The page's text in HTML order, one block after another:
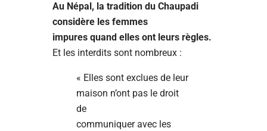
Au Népal, la tradition du Chaupadi
considère les femmes
impures quand elles ont leurs règles.
Et les interdits sont nombreux :
« Elles sont exclues de leur
maison n’ont pas le droit
de
communiquer avec les